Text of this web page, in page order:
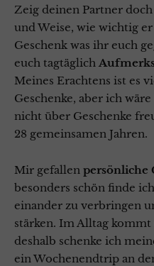
Zeig deinen Partner
und Weise, wie wichtig
Geschenk was ihr euch
euch tagtäglich
Meines Erachtens ist es
Geschenke, aber ich
nicht über Geschenke
28 gemeinsamen Jahren.
Mir gefallen persönliche
besonders schön finde
einander zu verbringen
stärken. Im Alltag
deshalb schenke ich
ein Wochenendtrip an